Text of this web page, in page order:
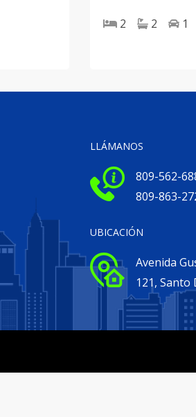
2 2 1
LLÁMANOS
809-562-
809-863-
UBICACIÓN
Avenida
121, Santo